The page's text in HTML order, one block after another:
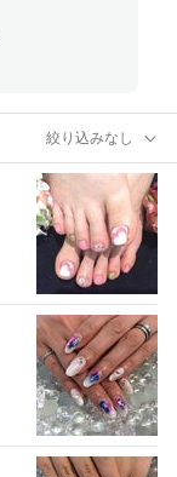
絞り込みなし